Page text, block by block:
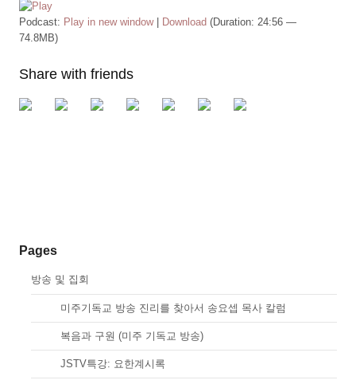
Podcast: Play in new window| Download (Duration: 24:56 —
74.8MB)
Share with friends
Pages
방송 및 집회
미주기독교 방송 진리를 찾아서 송요셉 목사 칼럼
복음과 구원 (미주 기독교 방송)
JSTV특강: 요한계시록